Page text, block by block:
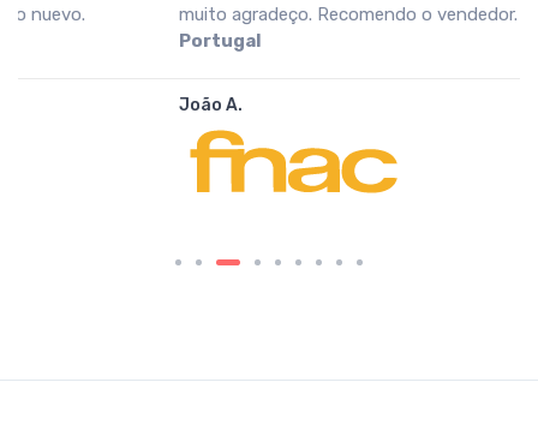
muito agradeço. Recomendo o vendedor.Fnac